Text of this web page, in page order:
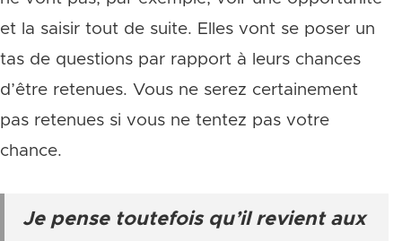
et la saisir tout de suite. Elles vont se poser un
tas de questions par rapport à leurs chances
d’être retenues. Vous ne serez certainement
pas retenues si vous ne tentez pas votre
chance.
Je pense toutefois qu’il revient aux